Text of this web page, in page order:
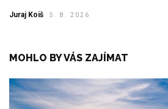
Juraj Koiš 5. 8. 2026
MOHLO BY VÁS ZAJÍMAT